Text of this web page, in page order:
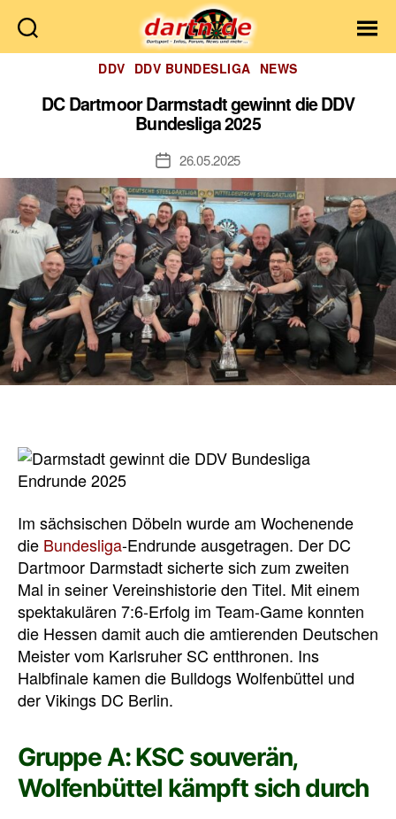
Dartn.de
Kategorien
DDV DDV BUNDESLIGA NEWS
DC Dartmoor Darmstadt gewinnt die DDV
Bundesliga 2025
Veröffentlichungsdatum
26.05.2025
Im sächsischen Döbeln wurde am Wochenende
die Bundesliga-Endrunde ausgetragen. Der DC
Dartmoor Darmstadt sicherte sich zum zweiten
Mal in seiner Vereinshistorie den Titel. Mit einem
spektakulären 7:6-Erfolg im Team-Game konnten
die Hessen damit auch die amtierenden Deutschen
Meister vom Karlsruher SC entthronen. Ins
Halbfinale kamen die Bulldogs Wolfenbüttel und
der Vikings DC Berlin.
Gruppe A: KSC souverän,
Wolfenbüttel kämpft sich durch